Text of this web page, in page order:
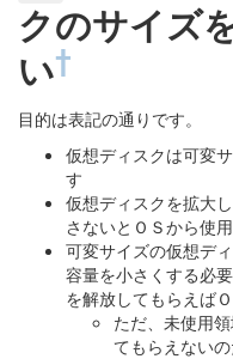
クのサイズ
い†
目的は表記の通りです。
仮想ディスクは可変
す
仮想ディスクを拡大
さないとＯＳから使用
可変サイズの仮想デ
容量を小さくする必
を解放してもらえばＯ
ただ、未使用
てもらえないの